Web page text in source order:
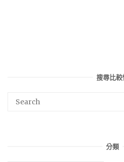
搜尋比較
分類